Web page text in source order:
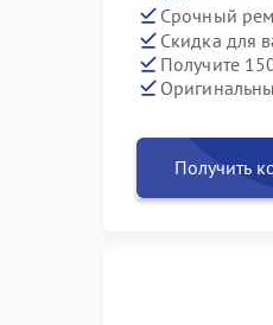
Срочный
Скидка для
Получите
Получить